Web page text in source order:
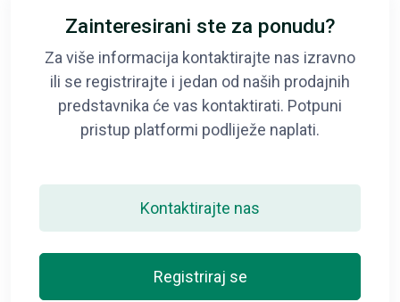
Zainteresirani ste za ponudu?
Za više informacija kontaktirajte nas izravno
ili se registrirajte i jedan od naših prodajnih
predstavnika će vas kontaktirati. Potpuni
pristup platformi podliježe naplati.
Kontaktirajte nas
Registriraj se